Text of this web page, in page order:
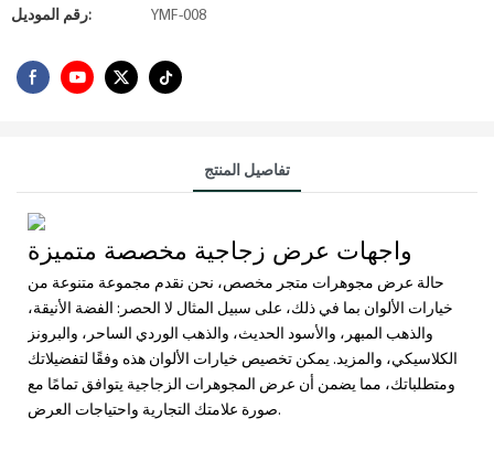
رقم الموديل:
YMF-008
تفاصيل المنتج
حالة عرض مجوهرات متجر مخصص، نحن نقدم مجموعة متنوعة من
خيارات الألوان بما في ذلك، على سبيل المثال لا الحصر: الفضة الأنيقة،
والذهب المبهر، والأسود الحديث، والذهب الوردي الساحر، والبرونز
الكلاسيكي، والمزيد. يمكن تخصيص خيارات الألوان هذه وفقًا لتفضيلاتك
ومتطلباتك، مما يضمن أن عرض المجوهرات الزجاجية يتوافق تمامًا مع
صورة علامتك التجارية واحتياجات العرض.